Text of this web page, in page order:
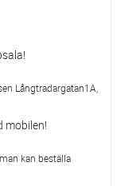
Långtradargatan1A,
mobilen!
kan beställa